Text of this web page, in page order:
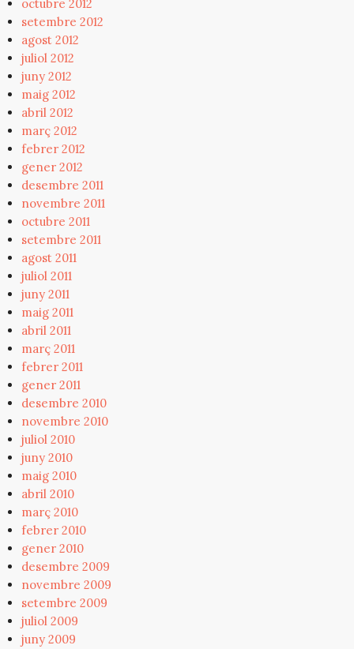
octubre 2012
setembre 2012
agost 2012
juliol 2012
juny 2012
maig 2012
abril 2012
març 2012
febrer 2012
gener 2012
desembre 2011
novembre 2011
octubre 2011
setembre 2011
agost 2011
juliol 2011
juny 2011
maig 2011
abril 2011
març 2011
febrer 2011
gener 2011
desembre 2010
novembre 2010
juliol 2010
juny 2010
maig 2010
abril 2010
març 2010
febrer 2010
gener 2010
desembre 2009
novembre 2009
setembre 2009
juliol 2009
juny 2009